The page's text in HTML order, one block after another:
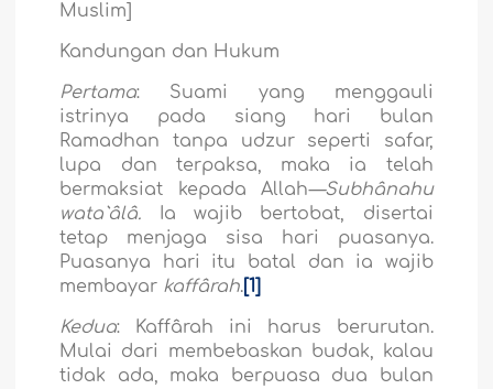
Muslim]
Kandungan dan Hukum
Pertama: Suami yang menggauli
istrinya pada siang hari bulan
Ramadhan tanpa udzur
seperti safar,
lupa dan terpaksa, maka ia telah
bermaksiat kepada Allah—Subhânahu
wata`âlâ. Ia wajib bertobat, disertai
tetap menjaga sisa hari puasanya.
Puasanya hari itu batal dan ia wajib
membayar kaffârah. [1]
Kedua: Kaffârah ini harus berurutan.
Mulai dari membebaskan budak, kalau
tidak ada, maka berpuasa dua bulan